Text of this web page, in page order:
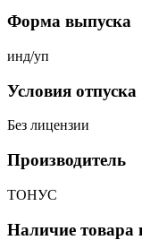
Форма выпуска
инд/уп
Условия отпуска
Без лицензии
Производитель
ТОНУС
Наличие товара